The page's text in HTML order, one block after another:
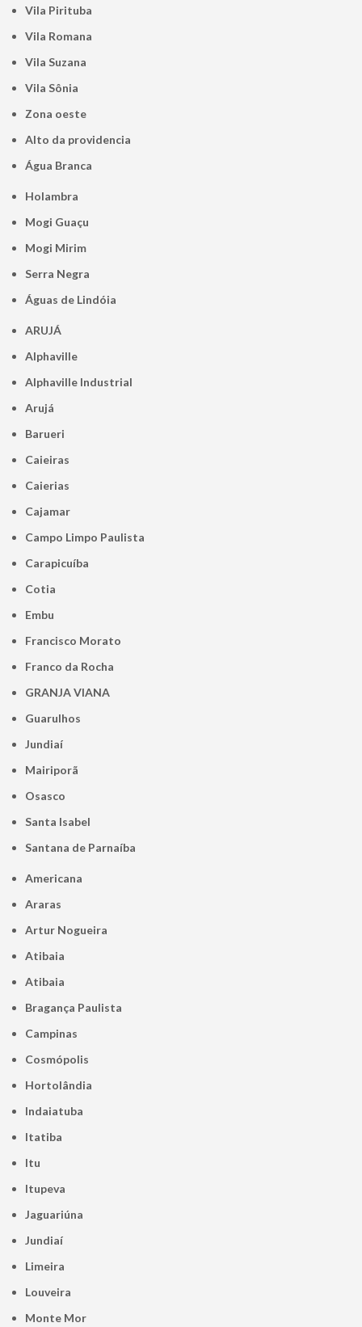
Vila Pirituba
Vila Romana
Vila Suzana
Vila Sônia
Zona oeste
alto da providencia
Água Branca
Holambra
Mogi Guaçu
Mogi Mirim
Serra Negra
Águas de Lindóia
ARUJÁ
Alphaville
Alphaville Industrial
Arujá
Barueri
Caieiras
Caierias
Cajamar
Campo Limpo Paulista
Carapicuíba
Cotia
Embu
Francisco Morato
Franco da Rocha
GRANJA VIANA
Guarulhos
Jundiaí
Mairiporã
Osasco
Santa Isabel
Santana de Parnaíba
Americana
Araras
Artur Nogueira
Atibaia
Atibaia
Bragança Paulista
Campinas
Cosmópolis
Hortolândia
Indaiatuba
Itatiba
Itu
Itupeva
Jaguariúna
Jundiaí
Limeira
Louveira
Monte Mor